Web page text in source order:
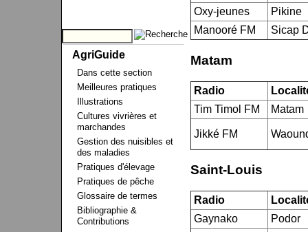
AgriGuide
Dans cette section
Meilleures pratiques
Illustrations
Cultures vivrières et
marchandes
Gestion des nuisibles et
des maladies
Pratiques d'élevage
Pratiques de pêche
Glossaire de termes
Bibliographie &
Contributions
Oxy-jeunes
Pikine
Manooré FM
Sicap
Matam
Radio
Tim Timol FM
Matam
Jikké FM
Saint-Louis
Radio
Gaynako
Podor